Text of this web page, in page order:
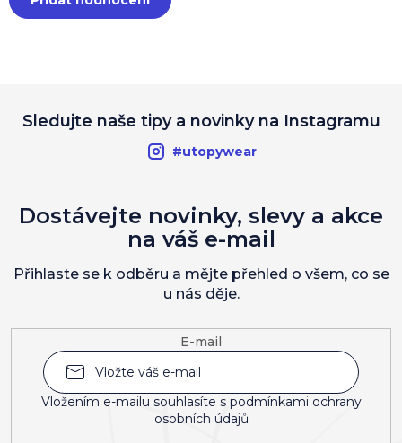
Sledujte naše tipy a novinky na Instagramu
#utopywear
E-mail
Vložením e-mailu souhlasíte s podmínkami ochrany
osobních údajů
Dostávejte novinky, slevy a akce
na váš e-mail
Přihlaste se k odběru a mějte přehled o všem, co se
u nás děje.